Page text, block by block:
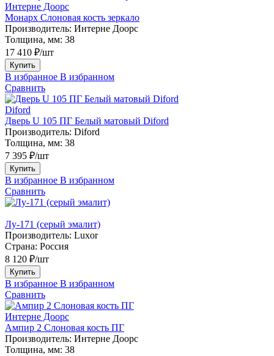
Интерне Доорс
Монарх Слоновая кость зеркало
Производитель: Интерне Доорс
Толщина, мм: 38
17 410 ₽/шт
Купить
В избранное В избранном
Сравнить
Diford
Дверь U 105 ПГ Белый матовый Diford
Производитель: Diford
Толщина, мм: 38
7 395 ₽/шт
Купить
В избранное В избранном
Сравнить
Лу-171 (серый эмалит)
Производитель: Luxor
Страна: Россия
8 120 ₽/шт
Купить
В избранное В избранном
Сравнить
Интерне Доорс
Ампир 2 Слоновая кость ПГ
Производитель: Интерне Доорс
Толщина, мм: 38